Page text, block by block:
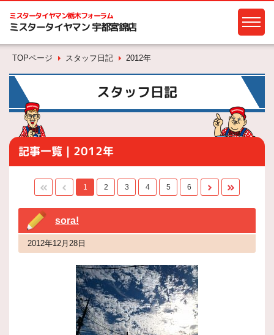
ミスタータイヤマン栃木フォーラム
ミスタータイヤマン 宇都宮錦店
TOPページ スタッフ日記 2012年
スタッフ日記
記事一覧｜2012年
1 2 3 4 5 6
sora!
2012年12月28日